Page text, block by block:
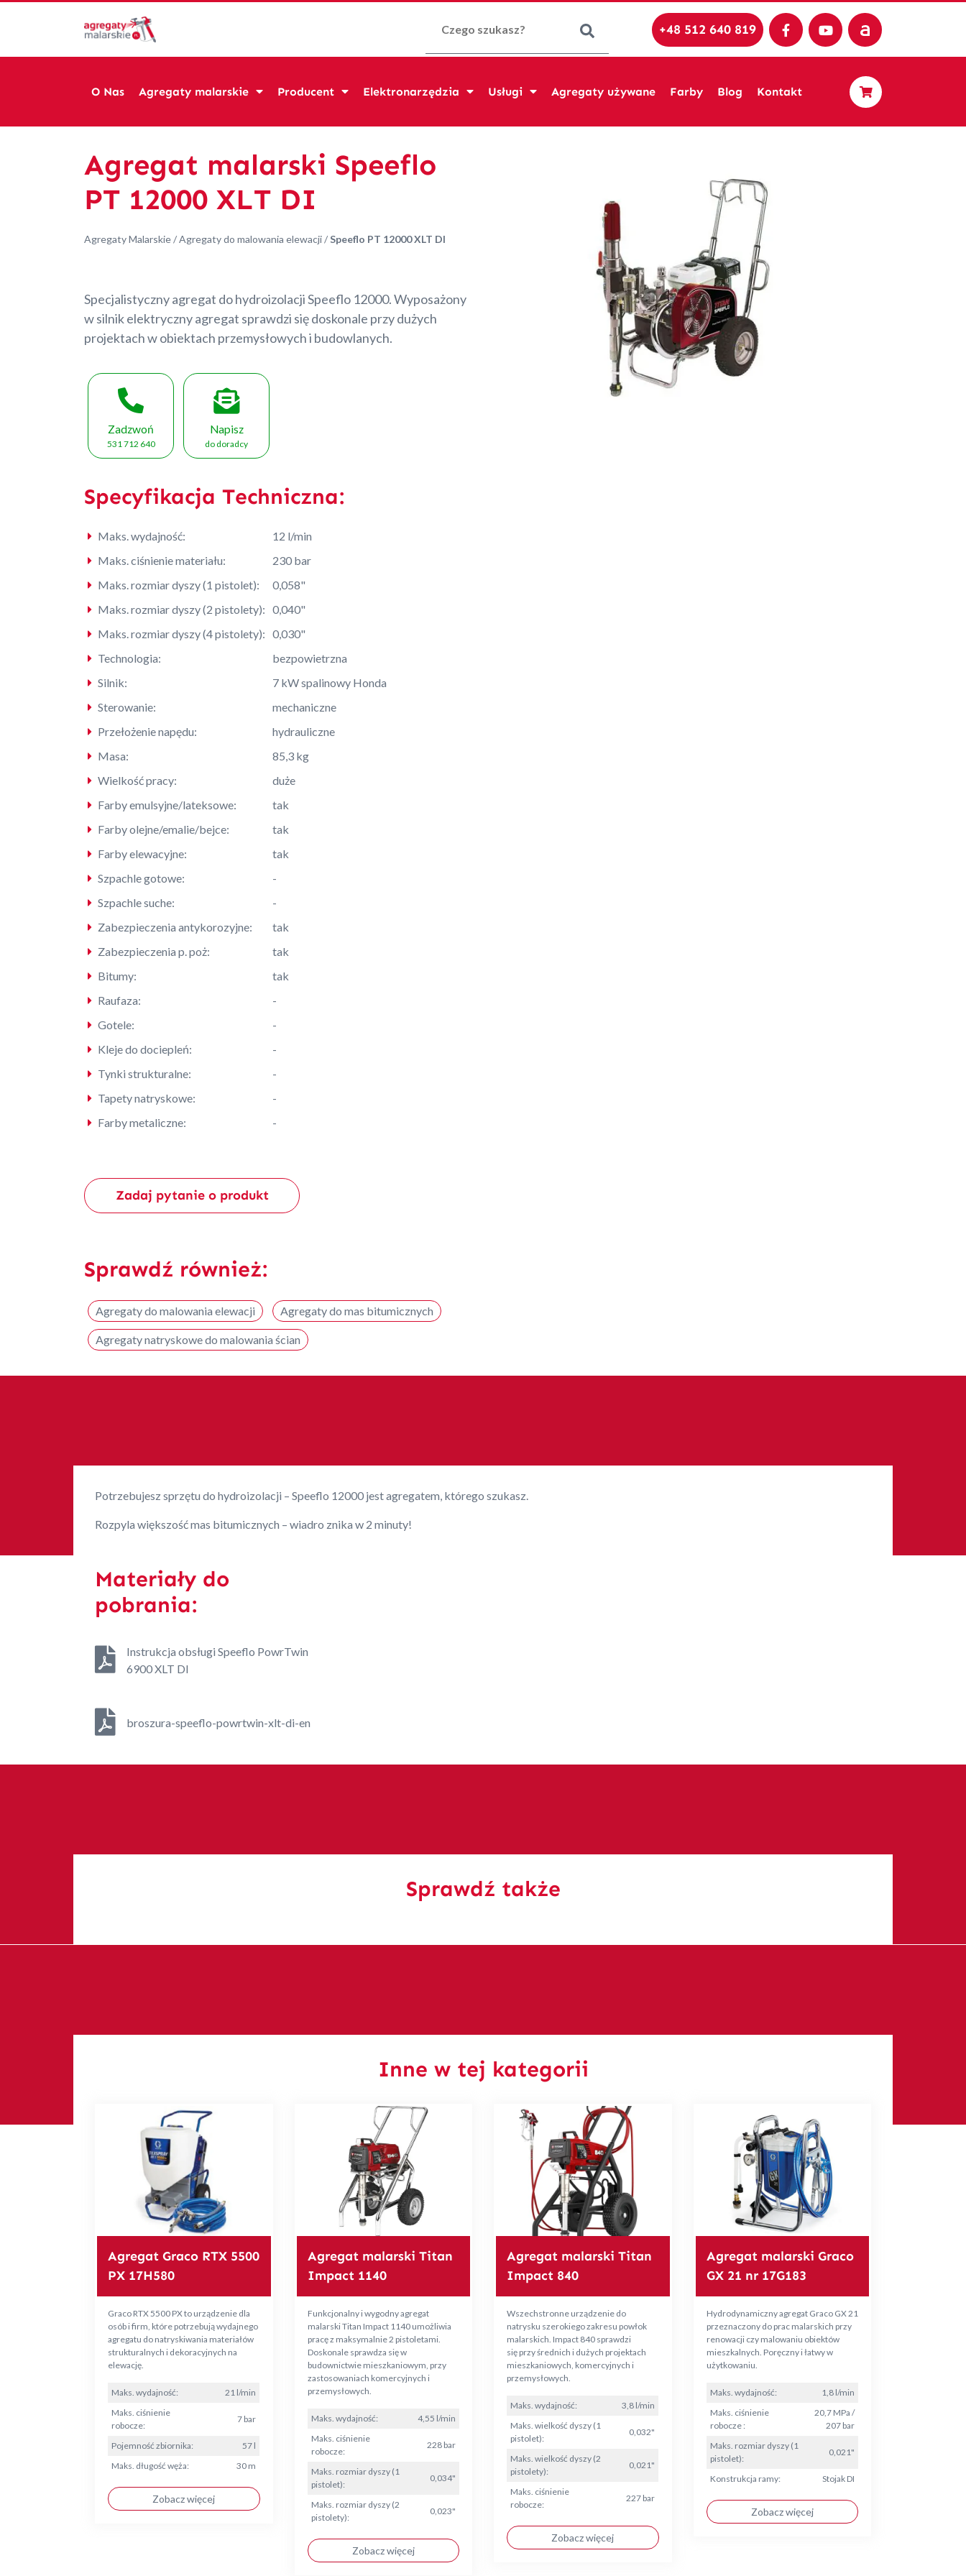
Szukaj: +48 512 640 819
O Nas Agregaty malarskie Producent Elektronarzędzia Usługi Agregaty używane Farby Blog Kontakt
Agregat malarski Speeflo
PT 12000 XLT DI
Agregaty Malarskie/Agregaty do malowania elewacji/Speeflo PT 12000 XLT DI
Specjalistyczny agregat do hydroizolacji Speeflo 12000. Wyposażony
w silnik elektryczny agregat sprawdzi się doskonale przy dużych
projektach w obiektach przemysłowych i budowlanych.
Zadzwoń
531 712 640
Napisz
do doradcy
Specyfikacja Techniczna:
Maks. wydajność:
12 l/min
Maks. ciśnienie materiału:
230 bar
Maks. rozmiar dyszy (1 pistolet):
0,058"
Maks. rozmiar dyszy (2 pistolety): 0,040"
Maks. rozmiar dyszy (4 pistolety): 0,030"
Technologia:
bezpowietrzna
Silnik:
7 kW spalinowy Honda
Sterowanie:
mechaniczne
Przełożenie napędu:
hydrauliczne
Masa:
85,3 kg
Wielkość pracy:
duże
Farby emulsyjne/lateksowe:
tak
Farby olejne/emalie/bejce:
tak
Farby elewacyjne:
tak
Szpachle gotowe:
-
Szpachle suche:
-
Zabezpieczenia antykorozyjne:
tak
Zabezpieczenia p. poż:
tak
Bitumy:
tak
Raufaza:
-
Gotele:
-
Kleje do dociepleń:
-
Tynki strukturalne:
-
Tapety natryskowe:
-
Farby metaliczne:
-
Zadaj pytanie o produkt
Sprawdź również:
Agregaty do malowania elewacji Agregaty do mas bitumicznych
Agregaty natryskowe do malowania ścian
Potrzebujesz sprzętu do hydroizolacji – Speeflo 12000 jest agregatem, którego szukasz.
Rozpyla większość mas bitumicznych – wiadro znika w 2 minuty!
Materiały do
pobrania:
Instrukcja obsługi Speeflo PowrTwin
6900 XLT DI
broszura-speeflo-powrtwin-xlt-di-en
Sprawdź także
Inne w tej kategorii
Agregat Graco RTX 5500
PX 17H580
Graco RTX 5500 PX to urządzenie dla
osób i firm, które potrzebują wydajnego
agregatu do natryskiwania materiałów
strukturalnych i dekoracyjnych na
elewację.
Maks. wydajność:
21 l/min
Maks. ciśnienie
robocze:
7 bar
Pojemność zbiornika:
57 l
Maks. długość węża:
30 m
Zobacz więcej
Agregat malarski Titan
Impact 1140
Funkcjonalny i wygodny agregat
malarski Titan Impact 1140 umożliwia
pracę z maksymalnie 2 pistoletami.
Doskonale sprawdza się w
budownictwie mieszkaniowym, przy
zastosowaniach komercyjnych i
przemysłowych.
Maks. wydajność:
4,55 l/min
Maks. ciśnienie
robocze:
228 bar
Maks. rozmiar dyszy (1
pistolet):
0,034"
Maks. rozmiar dyszy (2
pistolety):
0,023"
Zobacz więcej
Agregat malarski Titan
Impact 840
Wszechstronne urządzenie do
natrysku szerokiego zakresu powłok
malarskich. Impact 840 sprawdzi
się przy średnich i dużych projektach
mieszkaniowych, komercyjnych i
przemysłowych.
Maks. wydajność:
3,8 l/min
Maks. wielkość dyszy (1
pistolet):
0,032"
Maks. wielkość dyszy (2
pistolety):
0,021"
Maks. ciśnienie
robocze:
227 bar
Zobacz więcej
Agregat malarski Graco
GX 21 nr 17G183
Hydrodynamiczny agregat Graco GX 21
przeznaczony do prac malarskich przy
renowacji czy malowaniu obiektów
mieszkalnych. Poręczny i łatwy w
użytkowaniu.
Maks. wydajność:
1,8 l/min
Maks. ciśnienie
robocze :
20,7 MPa /
207 bar
Maks. rozmiar dyszy (1
pistolet):
0,021"
Konstrukcja ramy: Stojak DI
Zobacz więcej